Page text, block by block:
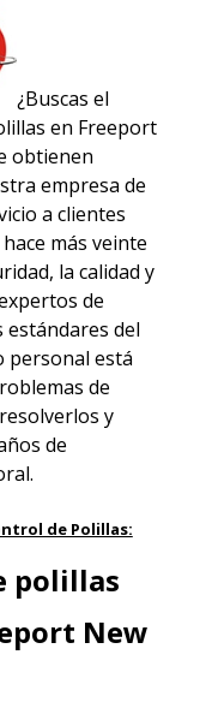
¿Buscas el
en Freeport
obtienen
empresa de
a clientes
más veinte
la calidad y
de
del
personal está
de
y
de
de Polillas:
polillas
New